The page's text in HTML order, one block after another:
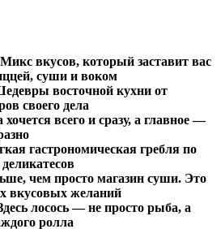
вкусов, который заставит вас
суши и воком
восточной кухни от
своего дела
всего и сразу, а главное —
гастрономическая гребля по
чем просто магазин суши. Это
вкусовых желаний
лосось — не просто рыба, а
ролла